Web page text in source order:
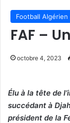
Football Algérien
FAF –
octobre 4, 2023
Élu à la tête de
succédant à
président de la